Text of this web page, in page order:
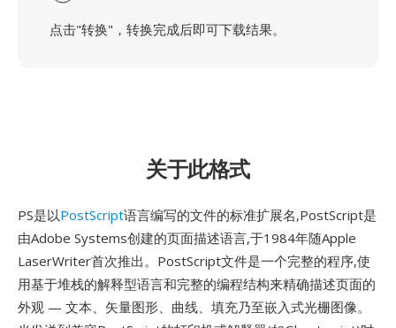
点击"转换"，转换完成后即可下载结果。
关于此格式
PS是以PostScript语言编写的文件的标准扩展名,PostScript是
由Adobe Systems创建的页面描述语言,于1984年随Apple
LaserWriter首次推出。PostScript文件是一个完整的程序,使
用基于堆栈的解释型语言和完整的编程结构来精确描述页面的
外观 — 文本、矢量图形、曲线、填充乃至嵌入式光栅图像。